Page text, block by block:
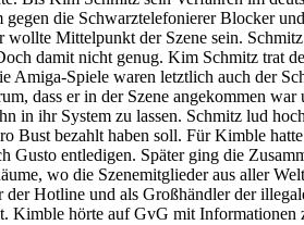
die Schwarztelefonierer Blocker
wollte Mittelpunkt der Szene sein.
damit nicht genug. Kim Schmitz trat
Amiga-Spiele waren letztlich auch der
dass er in der Szene angekommen
in ihr System zu lassen. Schmitz lud
Bust bezahlt haben soll. Für Kimble
Gusto entledigen. Später ging die
wo die Szenemitglieder aus aller
der Hotline und als Großhändler der
Kimble hörte auf GvG mit Informationen